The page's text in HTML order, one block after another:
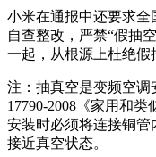
小米在通报中还要求
自查整改，严禁“假抽
一起，从根源上杜绝假
注：抽真空是变频空调
17790-2008《家用和
安装时必须将连接铜
接近真空状态。